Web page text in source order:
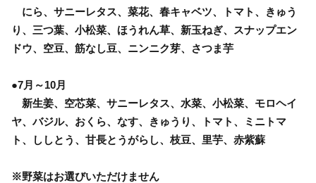
にら、サニーレタス、菜花、春キャベツ、トマト、きゅう
り、三つ葉、小松菜、ほうれん草、新玉ねぎ、スナップエン
ドウ、空豆、筋なし豆、ニンニク芽、さつま芋
●7月～10月
新生姜、空芯菜、サニーレタス、水菜、小松菜、モロヘイ
ヤ、バジル、おくら、なす、きゅうり、トマト、ミニトマ
ト、ししとう、甘長とうがらし、枝豆、里芋、赤紫蘇
※野菜はお選びいただけません